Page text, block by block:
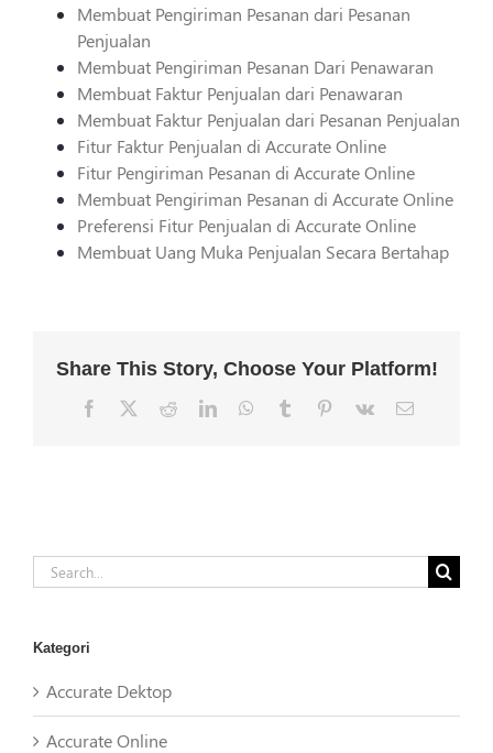
Membuat Pengiriman Pesanan dari Pesanan
Penjualan
Membuat Pengiriman Pesanan Dari Penawaran
Membuat Faktur Penjualan dari Penawaran
Membuat Faktur Penjualan dari Pesanan Penjualan
Fitur Faktur Penjualan di Accurate Online
Fitur Pengiriman Pesanan di Accurate Online
Membuat Pengiriman Pesanan di Accurate Online
Preferensi Fitur Penjualan di Accurate Online
Membuat Uang Muka Penjualan Secara Bertahap
Share This Story, Choose Your Platform!
Facebook RedditLinkedInWhatsApp
Tumblr Pinterest
Vk Email
Search
for:
Kategori
Accurate Dektop
Accurate Online